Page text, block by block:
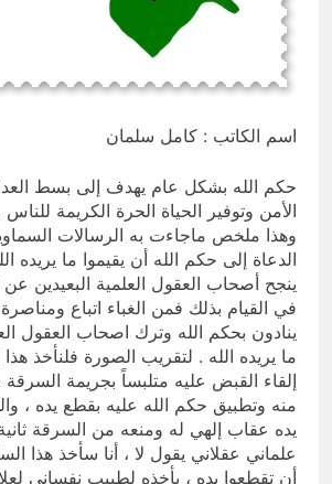
من كان المستفيد الأكبر
العراقي
اسم الكاتب : كامل سلمان
حكم الله بشكل عام يهدف إلى بسط
الأمن وتوفير الحياة الحرة الكريمة
وهذا ملخص ماجاءت به الرسالات
الدعاة إلى حكم الله أن يقيموا ما يريده
ينجح أصحاب العقول العلمية البعيدين عن
في القيام بذلك فمن الغباء اتباع ومناصرة
ينادون بحكم الله وترك اصحاب العقول
ما يريده الله . لتقريب الصورة فلنأخذ
إلقاء القبض عليه متلبساً بجريمة
منه وتطبيق حكم الله عليه بقطع يده ،
يده عقاب إلهي له ومنعه من السرقة
علماني عقلاني يقول لا ، أنا سأخذ هذا
أن تقطعوا يده ، يأخذه لطبيب نفساني